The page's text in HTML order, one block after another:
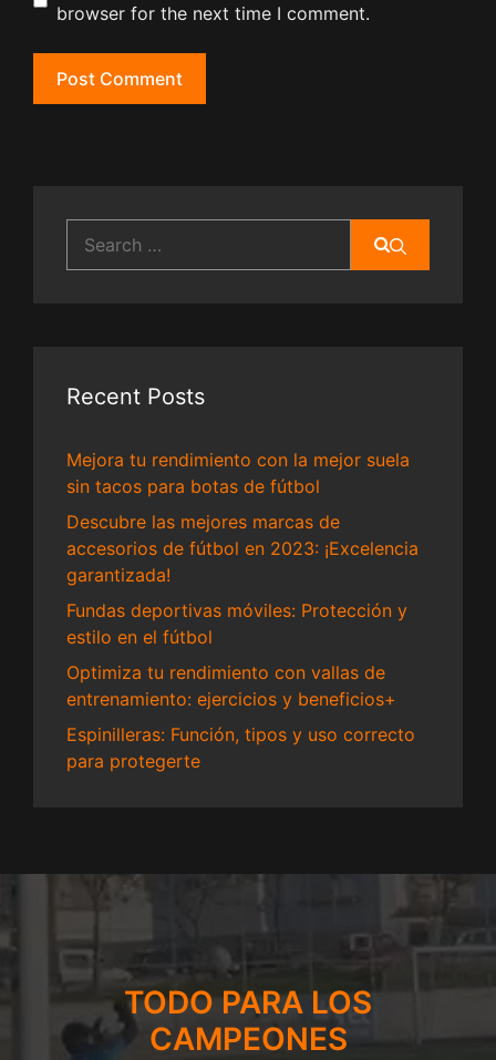
browser for the next time I comment.
for:
Recent Posts
Mejora tu rendimiento con la mejor suela
sin tacos para botas de fútbol
Descubre las mejores marcas de
accesorios de fútbol en 2023: ¡Excelencia
garantizada!
Fundas deportivas móviles: Protección y
estilo en el fútbol
Optimiza tu rendimiento con vallas de
entrenamiento: ejercicios y beneficios+
Espinilleras: Función, tipos y uso correcto
para protegerte
TODO PARA LOS
CAMPEONES